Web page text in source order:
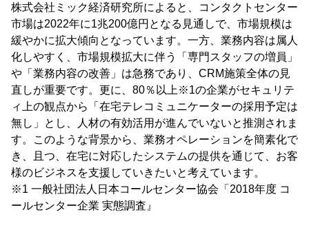
株式会社ミック経済研究所によると、コンタクトセンター
市場は2022年に1兆200億円となる見通しで、市場規模は
緩やかに拡大傾向となっています。一方、業務内容は属人
化しやすく、市場規模拡大に伴う「専門スタッフの増員」
や「業務内容の改善」は急務であり、CRM施策全体の見
直しが重要です。更に、80％以上※1の企業がセキュリテ
ィ上の観点から「在宅テレコミュニケーターの採用予定は
無し」とし、人材の有効活用が進んでいないと推測されま
す。このような背景から、業務オペレーションを簡素化で
き、且つ、在宅に対応したシステムの提供を通じて、お客
様のビジネスを支援していきたいと考えています。
※1 一般社団法人日本コールセンター協会「2018年度 コ
ールセンター企業 実態調査』